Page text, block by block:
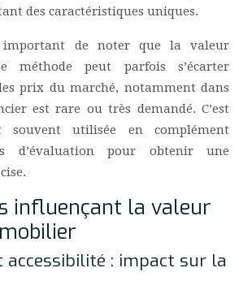
des caractéristiques uniques.
important de noter que la valeur
méthode peut parfois s’écarter
prix du marché, notamment dans
est rare ou très demandé. C’est
souvent utilisée en complément
d’évaluation pour obtenir une
influençant la valeur
accessibilité : impact sur la